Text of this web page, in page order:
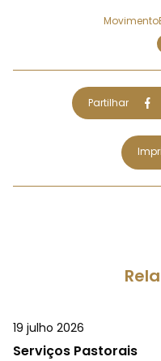
Partilhar
19 julho 2026
Serviços Pastorais